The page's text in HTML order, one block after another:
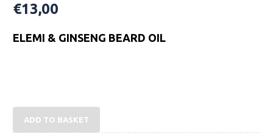
€13,00
ELEMI & GINSENG BEARD OIL
ADD TO BASKET